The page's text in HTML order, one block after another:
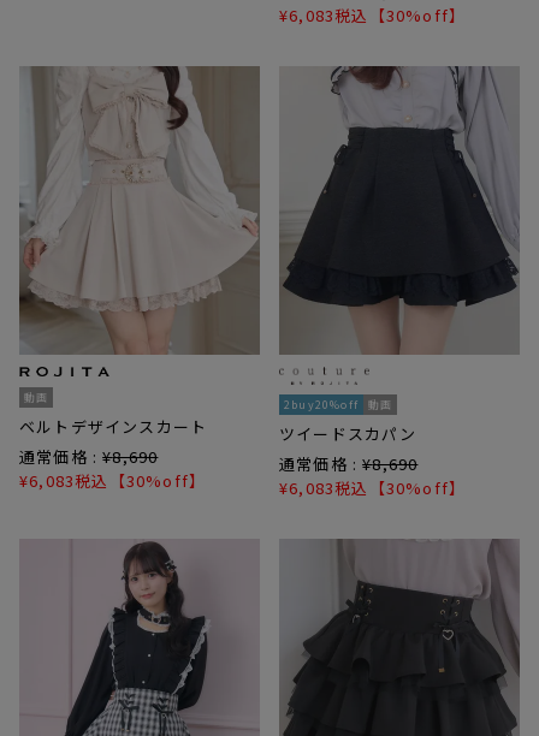
¥6,083税込 【30%off】
動画
ベルトデザインスカート
通常価格 : ¥8,690
¥6,083税込 【30%off】
2buy20%off 動画
ツイードスカパン
通常価格 : ¥8,690
¥6,083税込 【30%off】